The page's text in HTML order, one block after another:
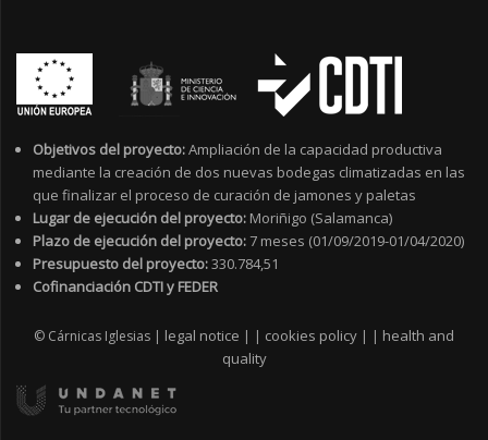
Objetivos del proyecto:Ampliación de la capacidad productiva
mediante la creación de dos nuevas bodegas climatizadas en las
que finalizar el proceso de curación de jamones y paletas
Lugar de ejecución del proyecto: Moriñigo (Salamanca)
Plazo de ejecución del proyecto:7 meses (01/09/2019-01/04/2020)
Presupuesto del proyecto:330.784,51
Cofinanciación CDTI y FEDER
© Cárnicas Iglesias | legal notice | | cookies policy | | health and
quality